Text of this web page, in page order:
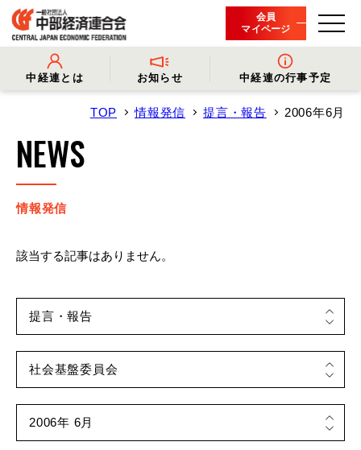
会員
マイページ
中経連とは
- 会長挨拶
- 役員名簿
- 会員一覧
お知らせ
- プレスリリース
- 会長コメント
- イベント・セミナー
中経連の行事予定
TOP 情報発信 提言・報告 2006年6月
NEWS
情報発信
該当する記事はありません。